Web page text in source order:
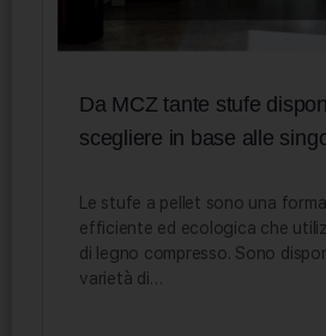
Da MCZ tante stufe
scegliere in base alle
Le stufe a pellet sono una
efficiente ed ecologica che
di legno compresso. Sono
varietà di…